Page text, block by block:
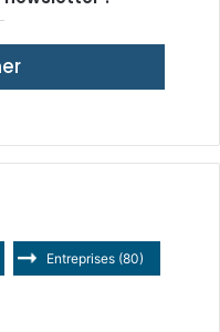
Entreprises (80)